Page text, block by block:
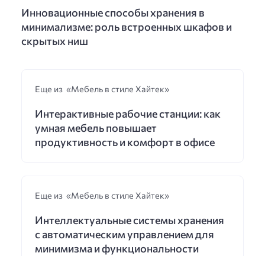
Инновационные способы хранения в
минимализме: роль встроенных шкафов и
скрытых ниш
Еще из «Мебель в стиле Хайтек»
Интерактивные рабочие станции: как
умная мебель повышает
продуктивность и комфорт в офисе
Еще из «Мебель в стиле Хайтек»
Интеллектуальные системы хранения
с автоматическим управлением для
минимизма и функциональности